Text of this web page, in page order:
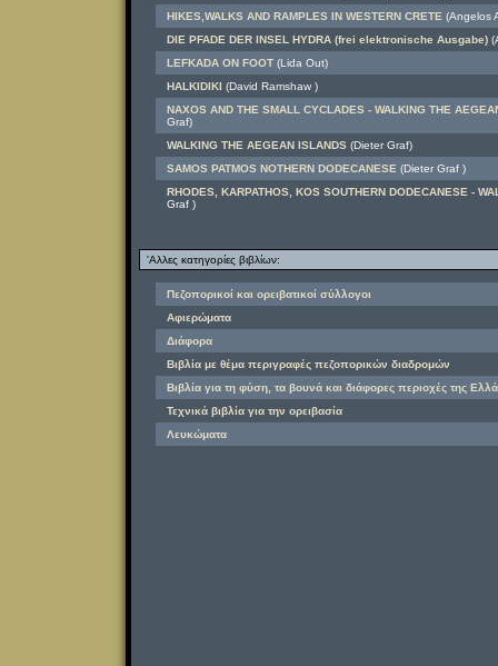
HIKES,WALKS AND RAMPLES IN WESTERN CRETE (Angelos
DIE PFADE DER INSEL HYDRA (frei elektronische Ausgabe)
LEFKADA ON FOOT(Lida Out)
HALKIDIKI (David Ramshaw )
NAXOS AND THE SMALL CYCLADES - WALKING THE
Graf)
WALKING THE AEGEAN ISLANDS(Dieter Graf)
SAMOS PATMOS NOTHERN DODECANESE (Dieter Graf )
RHODES, KARPATHOS, KOS SOUTHERN DODECANESE -
Graf )
'Αλλες κατηγορίες βιβλίων:
Πεζοπορικοί και ορειβατικοί σύλλογοι
Αφιερώματα
Διάφορα
Βιβλία με θέμα περιγραφές πεζοπορικών διαδρομών
Βιβλία για τη φύση, τα βουνά και διάφορες περιοχές της
Τεχνικά βιβλία για την ορειβασία
Λευκώματα